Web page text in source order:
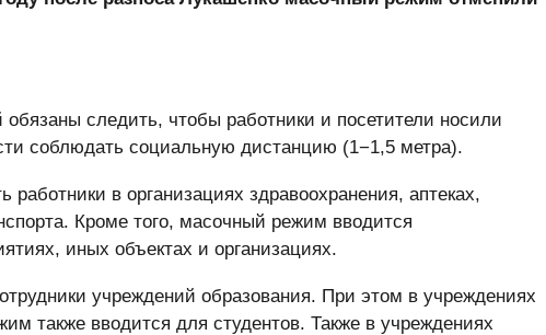
обязаны следить, чтобы работники и посетители носили
соблюдать социальную дистанцию (1−1,5 метра).
работники в организациях здравоохранения, аптеках,
Кроме того, масочный режим вводится
иных объектах и организациях.
учреждений образования. При этом в учреждениях
также вводится для студентов. Также в учреждениях